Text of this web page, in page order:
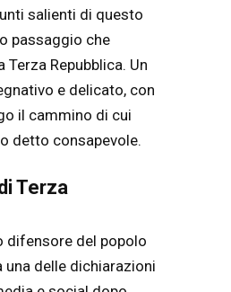
salienti di questo
passaggio che
Terza Repubblica. Un
e delicato, con
il cammino di cui
detto consapevole.
Terza
difensore del popolo
una delle dichiarazioni